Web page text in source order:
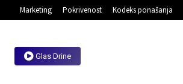
Marketing Pokrivenost Kodeks ponašanja
Glas Drine